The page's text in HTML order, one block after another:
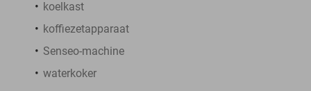
koelkast
koffiezetapparaat
Senseo-machine
waterkoker